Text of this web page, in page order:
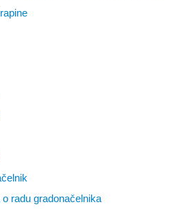
radu gradonačelnika